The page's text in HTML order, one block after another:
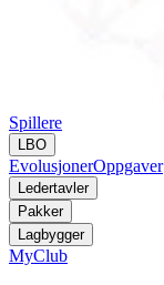
Spillere
LBO
EvolusjonerOppgaver
Ledertavler
Pakker
Lagbygger
MyClub